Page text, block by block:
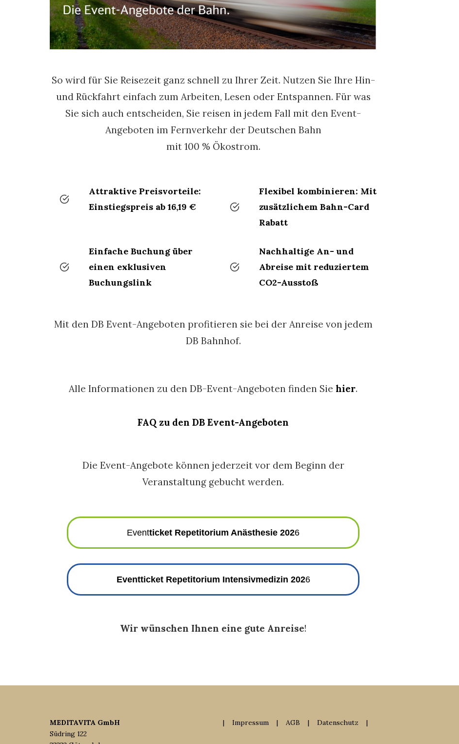
So wird für Sie Reisezeit ganz schnell zu Ihrer Zeit. Nutzen Sie Ihre Hin-
und Rückfahrt einfach zum Arbeiten, Lesen oder Entspannen. Für was
Sie sich auch entscheiden, Sie reisen in jedem Fall mit den Event-
Angeboten im Fernverkehr der Deutschen Bahn
mit 100 % Ökostrom.
Attraktive Preisvorteile:
Einstiegspreis ab 16,19 €
Flexibel kombinieren: Mit
zusätzlichem Bahn-Card
Rabatt
Einfache Buchung über
einen exklusiven
Buchungslink
Nachhaltige An- und
Abreise mit reduziertem
CO2-Ausstoß
Mit den DB Event-Angeboten profitieren sie bei der Anreise von jedem
DB Bahnhof.
Alle Informationen zu den DB-Event-Angeboten finden Sie hier.
FAQ zu den DB Event-Angeboten
Die Event-Angebote können jederzeit vor dem Beginn der
Veranstaltung gebucht werden.
Eventticket Repetitorium Anästhesie 2026
Eventticket Repetitorium Intensivmedizin 2026
Wir wünschen Ihnen eine gute Anreise!
MEDITAVITA GmbH
Südring 122
| Impressum | AGB | Datenschutz |